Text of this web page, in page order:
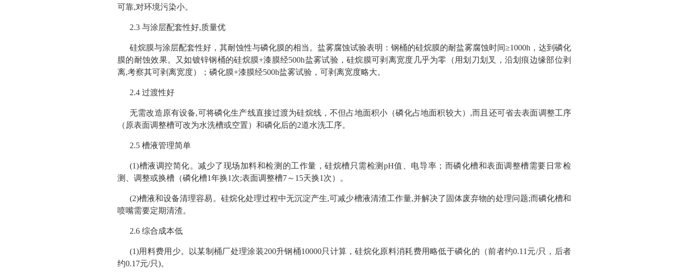
可靠,对环境污染小。
2.3 与涂层配套性好,质量优
硅烷膜与涂层配套性好，其耐蚀性与磷化膜的相当。盐雾腐蚀试验表明：钢桶的硅烷膜的耐盐雾腐蚀时间≥1000h，达到磷化
膜的耐蚀效果。又如镀锌钢桶的硅烷膜+漆膜经500h盐雾试验，硅烷膜可剥离宽度几乎为零（用划刀划叉，沿划痕边缘部位剥
离,考察其可剥离宽度）；磷化膜+漆膜经500h盐雾试验，可剥离宽度略大。
2.4 过渡性好
无需改造原有设备,可将磷化生产线直接过渡为硅烷线，不但占地面积小（磷化占地面积较大）,而且还可省去表面调整工序
（原表面调整槽可改为水洗槽或空置）和磷化后的2道水洗工序。
2.5 槽液管理简单
(1)槽液调控简化。减少了现场加料和检测的工作量，硅烷槽只需检测pH值、电导率；而磷化槽和表面调整槽需要日常检
测、调整或换槽（磷化槽1年换1次;表面调整槽7～15天换1次）。
(2)槽液和设备清理容易。硅烷化处理过程中无沉淀产生,可减少槽液清渣工作量,并解决了固体废弃物的处理问题;而磷化槽和
喷嘴需要定期清渣。
2.6 综合成本低
(1)用料费用少。以某制桶厂处理涂装200升钢桶10000只计算，硅烷化原料消耗费用略低于磷化的（前者约0.11元/只，后者
约0.17元/只)。